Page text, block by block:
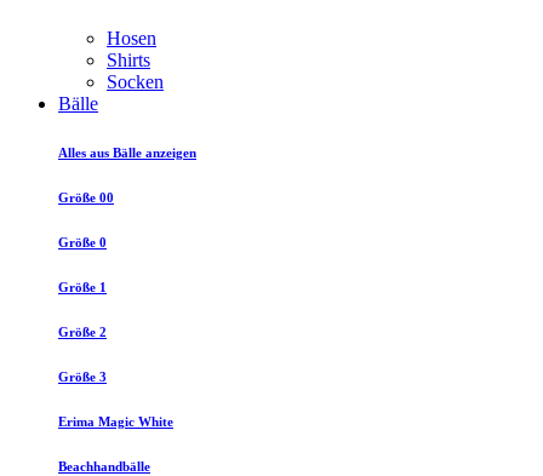
Hosen
Shirts
Socken
Bälle
Alles aus Bälle anzeigen
Größe 00
Größe 0
Größe 1
Größe 2
Größe 3
Erima Magic White
Beachhandbälle